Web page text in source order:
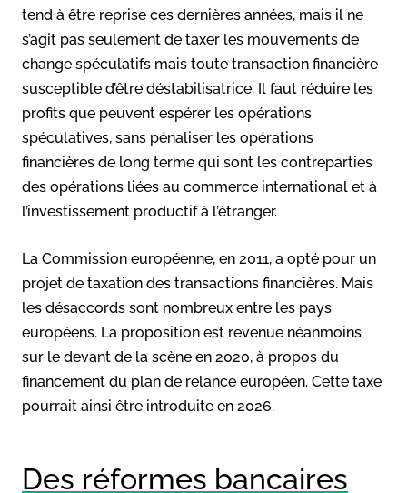
tend à être reprise ces dernières années, mais il ne
s’agit pas seulement de taxer les mouvements de
change spéculatifs mais toute transaction financière
susceptible d’être déstabilisatrice. Il faut réduire les
profits que peuvent espérer les opérations
spéculatives, sans pénaliser les opérations
financières de long terme qui sont les contreparties
des opérations liées au commerce international et à
l’investissement productif à l’étranger.
La Commission européenne, en 2011, a opté pour un
projet de taxation des transactions financières. Mais
les désaccords sont nombreux entre les pays
européens. La proposition est revenue néanmoins
sur le devant de la scène en 2020, à propos du
financement du plan de relance européen. Cette taxe
pourrait ainsi être introduite en 2026.
Des réformes bancaires